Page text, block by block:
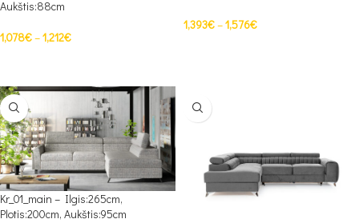
Aukštis:88cm
1,078€–1,212€
1,393€–1,576€
Kr_01_main – Ilgis:265cm,
Plotis:200cm, Aukštis:95cm